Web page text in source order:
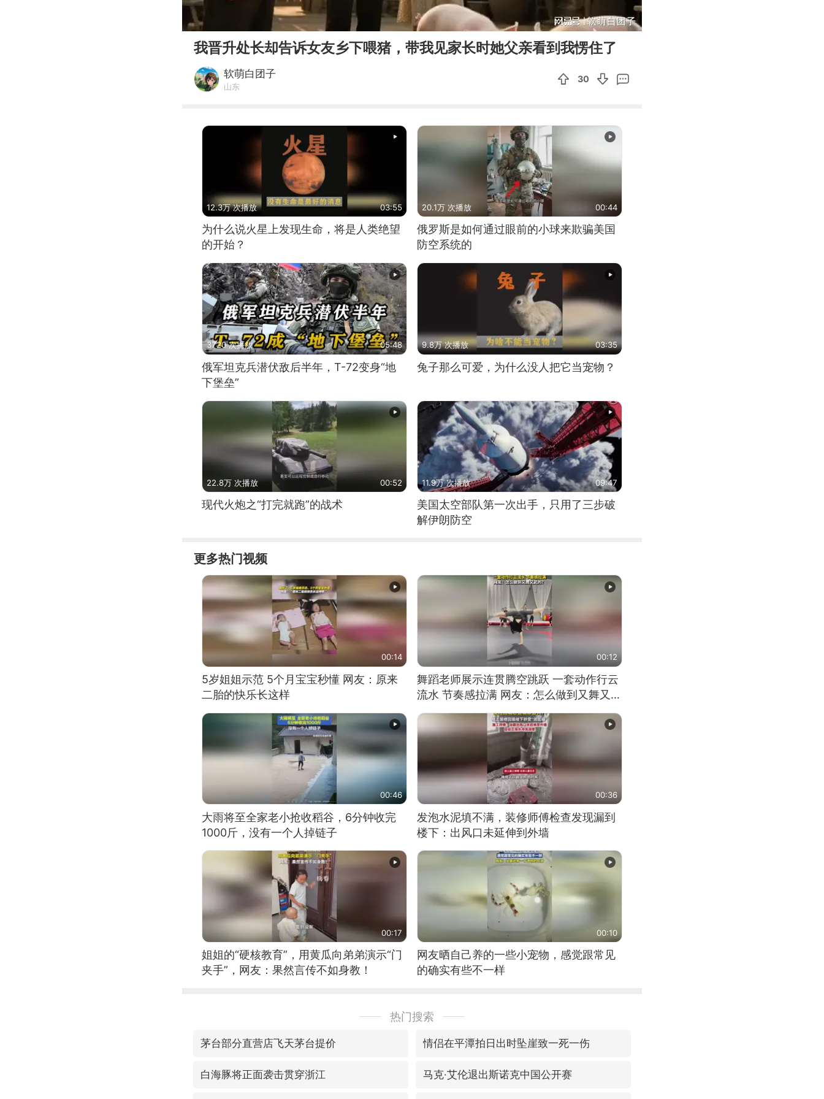
00:00 37:32
我晋升处长却告诉女友乡下喂猪，带我见家长时她父亲看到我愣住了
软萌白团子
山东
30
12.3万 次播放 03:55
为什么说火星上发现生命，将是人类绝望
的开始？
20.1万 次播放 00:44
俄罗斯是如何通过眼前的小球来欺骗美国
防空系统的
3720 次播放 05:48
俄军坦克兵潜伏敌后半年，T-72变身“地
下堡垒”
9.8万 次播放 03:35
兔子那么可爱，为什么没人把它当宠物？
22.8万 次播放 00:52
现代火炮之“打完就跑”的战术
11.9万 次播放 09:47
美国太空部队第一次出手，只用了三步破
解伊朗防空
更多热门视频
00:14
5岁姐姐示范 5个月宝宝秒懂 网友：原来
二胎的快乐长这样
00:12
舞蹈老师展示连贯腾空跳跃 一套动作行云
流水 节奏感拉满 网友：怎么做到又舞又武
00:46
大雨将至全家老小抢收稻谷，6分钟收完
1000斤，没有一个人掉链子
00:36
发泡水泥填不满，装修师傅检查发现漏到
楼下：出风口未延伸到外墙
00:17
姐姐的“硬核教育”，用黄瓜向弟弟演示“门
夹手”，网友：果然言传不如身教！
00:10
网友晒自己养的一些小宠物，感觉跟常见
的确实有些不一样
热门搜索
茅台部分直营店飞天茅台提价 情侣在平潭拍日出时坠崖致一死一伤
白海豚将正面袭击贯穿浙江 马克·艾伦退出斯诺克中国公开赛